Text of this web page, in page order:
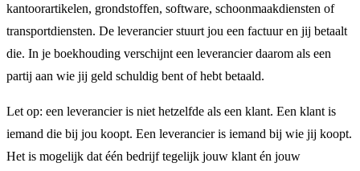
kantoorartikelen, grondstoffen, software, schoonmaakdiensten of
transportdiensten. De leverancier stuurt jou een factuur en jij betaalt
die. In je boekhouding verschijnt een leverancier daarom als een
partij aan wie jij geld schuldig bent of hebt betaald.
Let op: een leverancier is niet hetzelfde als een klant. Een klant is
iemand die bij jou koopt. Een leverancier is iemand bij wie jij koopt.
Het is mogelijk dat één bedrijf tegelijk jouw klant én jouw